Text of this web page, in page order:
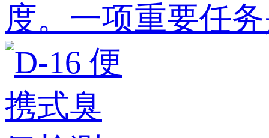
度。一项重要任